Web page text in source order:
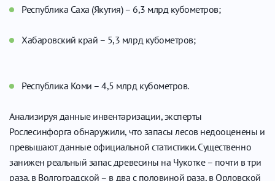
Республика Саха (Якутия) – 6,3 млрд кубометров;
Хабаровский край – 5,3 млрд кубометров;
Республика Коми – 4,5 млрд кубометров.
Анализируя данные инвентаризации, эксперты
Рослесинфорга обнаружили, что запасы лесов недооценены и
превышают данные официальной статистики. Существенно
занижен реальный запас древесины на Чукотке – почти в три
раза, в Волгоградской – в два с половиной раза, в Орловской